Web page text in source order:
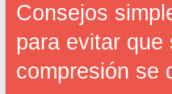
Consejos
para evitar que
compresión se